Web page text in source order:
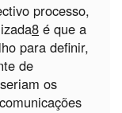
processo,
8 é que a
para definir,
de
os